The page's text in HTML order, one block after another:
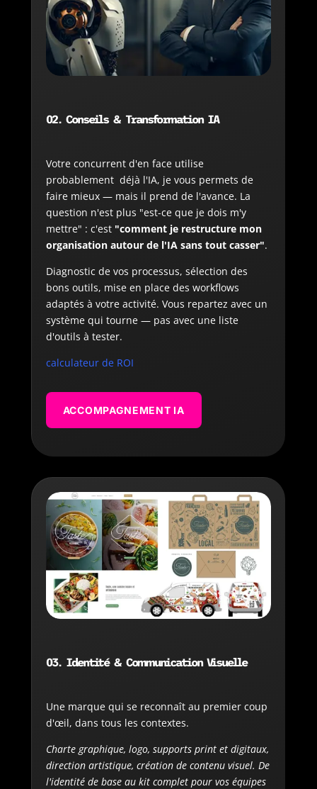
02. Conseils & Transformation IA
Votre concurrent d'en face utilise
probablement déjà l'IA, je vous permets de
faire mieux — mais il prend de l'avance. La
question n'est plus "est-ce que je dois m'y
mettre" : c'est "comment je restructure mon
organisation autour de l'IA sans tout casser".
Diagnostic de vos processus, sélection des
bons outils, mise en place des workflows
adaptés à votre activité. Vous repartez avec un
système qui tourne — pas avec une liste
d'outils à tester.
calculateur de ROI
ACCOMPAGNEMENT IA
03. Identité & Communication Visuelle
Une marque qui se reconnaît au premier coup
d'œil, dans tous les contextes.
Charte graphique, logo, supports print et digitaux,
direction artistique, création de contenu visuel. De
l'identité de base au kit complet pour vos équipes